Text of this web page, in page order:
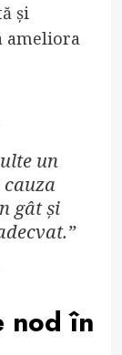
și
ameliora
un
gât și
nod în